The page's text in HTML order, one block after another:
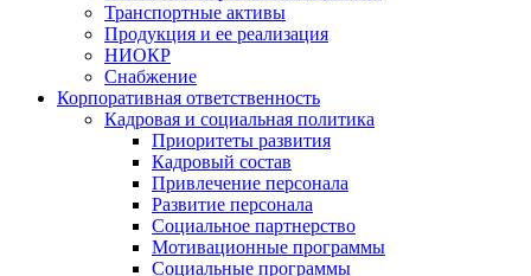
Транспортные активы
Продукция и ее реализация
НИОКР
Снабжение
Корпоративная ответственность
Кадровая и социальная политика
Приоритеты развития
Кадровый состав
Привлечение персонала
Развитие персонала
Социальное партнерство
Мотивационные программы
Социальные программы